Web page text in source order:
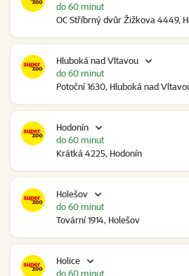
OC Stříbrný dvůr Žižkova 4449,
do 60 minut
Hluboká nad Vltavou
Potoční 1630, Hluboká nad
do 60 minut
Hodonín
Krátká 4225, Hodonín
do 60 minut
Holešov
Tovární 1914, Holešov
do 60 minut
Holice
do 60 minut